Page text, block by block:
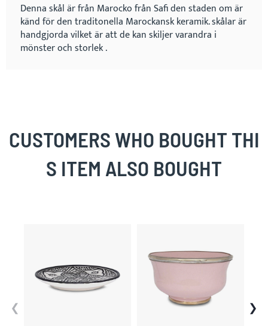
Denna skål är från Marocko från Safi den staden om är
känd för den traditonella Marockansk keramik. skålar är
handgjorda vilket är att de kan skiljer varandra i
mönster och storlek .
CUSTOMERS WHO BOUGHT THI
S ITEM ALSO BOUGHT